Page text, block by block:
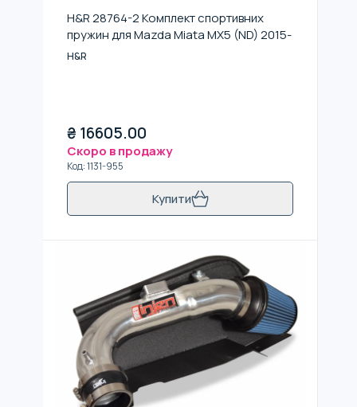
H&R 28764-2 Комплект спортивних
пружин для Mazda Miata MX5 (ND) 2015-
H&R
₴ 16605.00
Скоро в продажу
Код:1131-955
Купити